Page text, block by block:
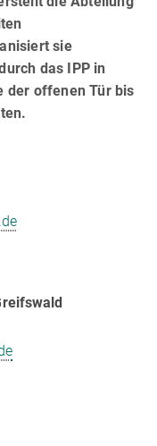
sie
das IPP in
der offenen Tür bis